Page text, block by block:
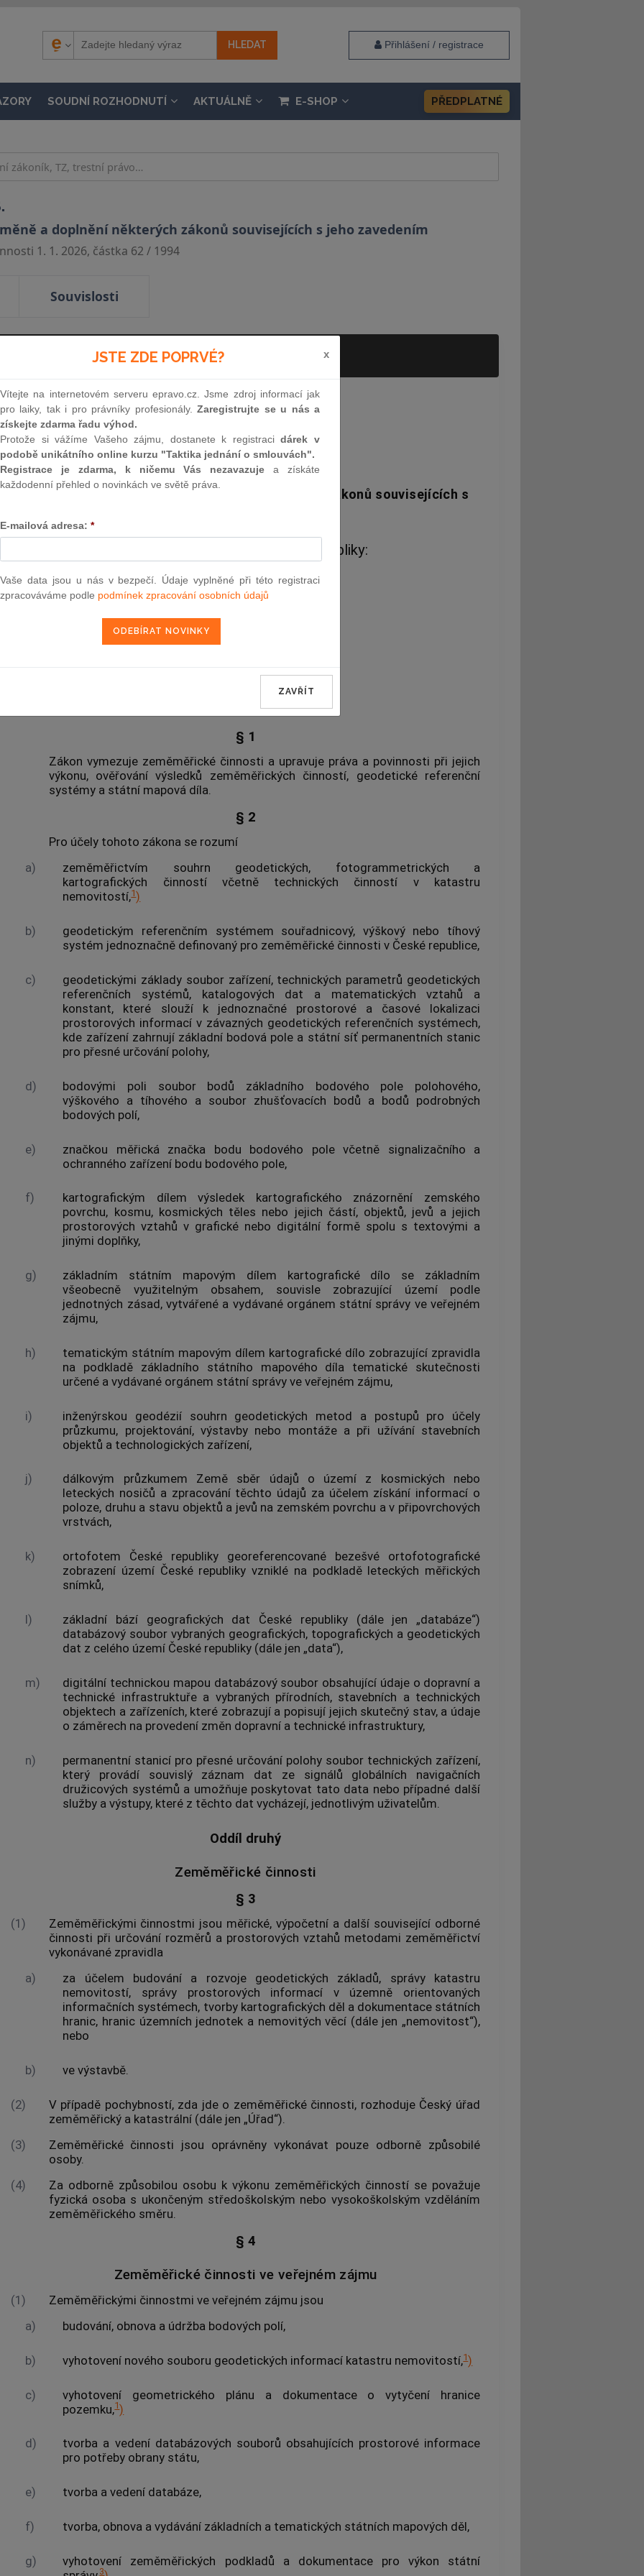
Přihlášení / registrace
SOUDNÍ ROZHODNUTÍ AKTUÁLNĚ E-SHOP PŘEDPLATNÉ
a doplnění některých zákonů souvisejících s jeho zavedením
1. 1. 2026, částka 62 / 1994
Souvislosti
od 1. 1. 2026
200
ZÁKON
ze dne 29. září 1994
o zeměměřictví a o změně a doplnění některých zákonů souvisejících s
Parlament se usnesl na tomto zákoně České republiky:
ČÁST PRVNÍ
ZEMĚMĚŘICTVÍ
Oddíl první
Úvodní ustanovení
§ 1
Zákon vymezuje zeměměřické činnosti a upravuje práva a povinnosti při jejich
výkonu, ověřování výsledků zeměměřických činností, geodetické referenční
systémya státní mapová díla.
§ 2
Pro účely tohoto zákona se rozumí
a)
zeměměřictvím souhrn geodetických, fotogrammetrických a
kartografických činností včetně technických činností v katastru
nemovitostí,1)
b) geodetickým referenčním systémem souřadnicový, výškový nebo tíhový
systém jednoznačně definovaný pro zeměměřické činnosti v České republice,
c) geodetickými základy soubor zařízení, technických parametrů geodetických
referenčních systémů, katalogových dat a matematických vztahů a
konstant, které slouží k jednoznačné prostorové a časové lokalizaci
prostorových informací v závazných geodetických referenčních systémech,
kde zařízení zahrnují základní bodová pole a státní síť permanentních stanic
pro přesné určování polohy,
d) bodovými poli soubor bodů základního bodového pole polohového,
výškového a tíhového a soubor zhušťovacích bodů a bodů podrobných
bodových polí,
e) značkou měřická značka bodu bodového polevčetně signalizačního a
ochranného zařízení bodu bodového pole,
f) kartografickým dílem výsledek kartografického znázornění zemského
povrchu, kosmu, kosmických těles nebo jejich částí, objektů, jevů a jejich
prostorových vztahů v grafické nebo digitální formě spolu s textovými a
jinými doplňky,
g)
základním státním mapovým dílem kartografické dílo se základním
všeobecně využitelným obsahem, souvisle zobrazující území podle
jednotných zásad, vytvářené a vydávané orgánem státní správy ve veřejném
zájmu,
h) tematickým státním mapovým dílem kartografické dílo zobrazující zpravidla
na podkladě základního státního mapového díla tematické skutečnosti
určené a vydávané orgánem státní správy ve veřejném zájmu,
i) inženýrskou geodézií souhrn geodetických metod a postupů pro účely
průzkumu, projektování, výstavby nebo montáže a při užívání stavebních
objektů a technologických zařízení,
j) dálkovým průzkumem Zeměsběr údajů o území z kosmických nebo
leteckých nosičů a zpracování těchto údajů za účelem získání informací o
poloze, druhu a stavu objektů a jevů na zemském povrchu a v připovrchových
vrstvách,
k)
ortofotem České republiky georeferencované bezešvé ortofotografické
zobrazení území České republiky vzniklé na podkladě leteckých měřických
snímků,
l) základní bází geografických dat České republiky(dále jen „databáze“)
databázový soubor vybraných geografických, topografických a geodetických
dat z celého území České republiky (dále jen „data“),
m)
digitální technickou mapou databázový soubor obsahující údaje o dopravní a
technické infrastruktuře a vybraných přírodních, stavebních a technických
objektech a zařízeních, které zobrazují a popisují jejich skutečný stav, a údaje
o záměrech na provedení změn dopravní a technické infrastruktury,
n) permanentní stanicí pro přesné určování polohy soubor technických zařízení,
který provádí souvislý záznam dat ze signálů globálních navigačních
družicových systémů a umožňuje poskytovat tato data nebo případné další
služby a výstupy, které z těchto dat vycházejí, jednotlivým uživatelům.
Oddíl druhý
Zeměměřické činnosti
§ 3
(1) Zeměměřickými činnostmi jsou měřické, výpočetní a další související odborné
činnosti při určování rozměrů a prostorových vztahů metodami zeměměřictví
vykonávané zpravidla
a)
za účelem budování a rozvoje geodetických základů, správy katastru
nemovitostí, správy prostorových informací v územně orientovaných
informačních systémech, tvorby kartografických děl a dokumentace státních
hranic, hranic územních jednotek a nemovitých věcí (dále jen „nemovitost“),
nebo
b) ve výstavbě.
(2)
V případě pochybností, zda jde o zeměměřické činnosti, rozhoduje Český úřad
zeměměřický a katastrální (dále jen „Úřad“).
(3)
Zeměměřické činnosti jsou oprávněny vykonávat pouze odborně způsobilé
osoby.
(4)
Za odborně způsobilou osobu k výkonu zeměměřických činností se považuje
fyzická osoba s ukončeným středoškolským nebo vysokoškolským vzděláním
zeměměřického směru.
§ 4
Zeměměřické činnosti ve veřejném zájmu
(1)
Zeměměřickými činnostmi ve veřejném zájmu jsou
a)
budování, obnova a údržba bodových polí,
b) vyhotovení nového souboru geodetických informací katastru nemovitostí,1)
c)
vyhotovení geometrického plánu a dokumentace o vytyčení hranice
pozemku,1)
d)
tvorba a vedení databázových souborů obsahujících prostorové informace
pro potřeby obrany státu,
e) tvorba a vedení databáze,
f) tvorba, obnova a vydávání základních a tematických státních mapových děl,
g)
vyhotovení zeměměřických podkladů a dokumentace pro výkon státní
3
JSTE ZDE POPRVÉ? x
Vítejte na internetovém serveru epravo.cz. Jsme zdroj informací jak
pro laiky, tak i pro právníky profesionály.Zaregistrujte se u nás a
získejte zdarma řadu výhod.
Protože si vážíme Vašeho zájmu, dostanete k registracidárek v
podobě unikátního online kurzu "Taktika jednání o smlouvách".
Registrace je zdarma, k ničemu Vás nezavazuje a získáte
každodenní přehled o novinkách ve světě práva.
E-mailová adresa: *
Vaše data jsou u nás v bezpečí. Údaje vyplněné při této registraci
zpracováváme podle podmínek zpracování osobních údajů
ZAVŘÍT